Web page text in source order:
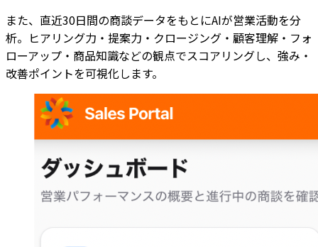
また、直近30日間の商談データをもとにAIが営業活動を分
析。ヒアリング力・提案力・クロージング・顧客理解・フォ
ローアップ・商品知識などの観点でスコアリングし、強み・
改善ポイントを可視化します。